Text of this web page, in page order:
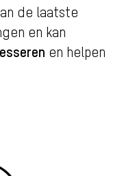
de laatste
en kan
en helpen